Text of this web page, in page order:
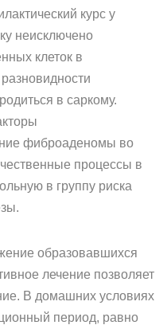
курс у
неисключено
клеток в
в саркому.
фиброаденомы во
процессы в
в группу риска
образовавшихся
лечение позволяет
В домашних условиях
период, равно